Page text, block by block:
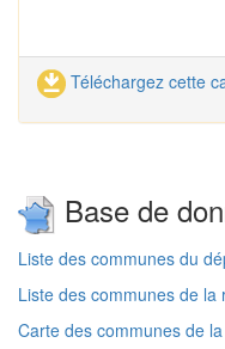
Téléchargez cette
Base de
Liste des communes du
Liste des communes de la
Carte des communes de